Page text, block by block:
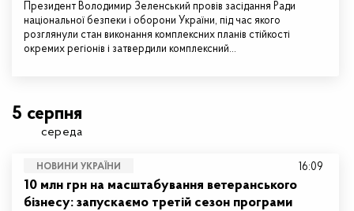
Президент Володимир Зеленський провів засідання Ради
національної безпеки і оборони України, під час якого
розглянули стан виконання комплексних планів стійкості
окремих регіонів і затвердили комплексний…
5 серпня
середа
НОВИНИ УКРАЇНИ
10 млн грн на масштабування ветеранського
бізнесу: запускаємо третій сезон програми
16:09